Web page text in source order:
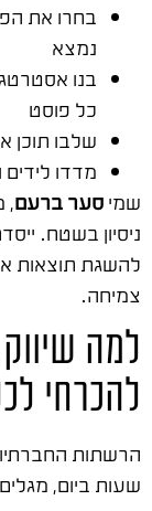
בחרו את
נמצא
בנו
כל פוסט
שלבו תוכן
מדדו לידים
שמיסער ברעם
ניסיון בשטח.
להשגת תוצאות
צמיחה.
למה
להכרחי
הרשתות
שעות ביום,